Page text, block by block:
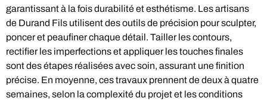
garantissant à la fois durabilité et esthétisme. Les artisans
de Durand Fils utilisent des outils de précision pour sculpter,
poncer et peaufiner chaque détail. Tailler les contours,
rectifier les imperfections et appliquer les touches finales
sont des étapes réalisées avec soin, assurant une finition
précise. En moyenne, ces travaux prennent de deux à quatre
semaines, selon la complexité du projet et les conditions